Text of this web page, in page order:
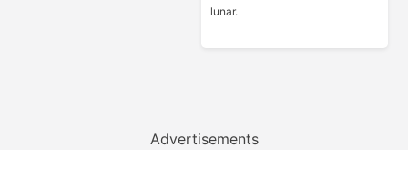
lunar.
Advertisements